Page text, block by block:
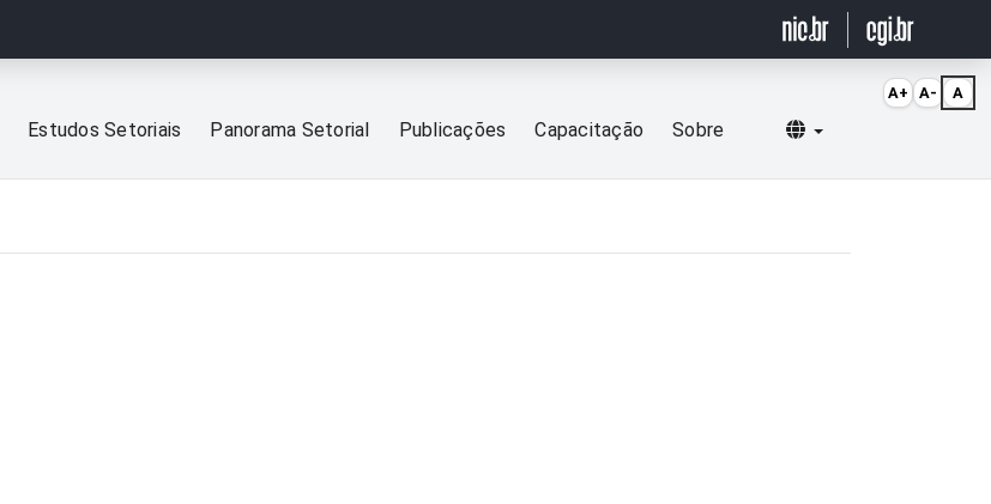
Estudos Setoriais Panorama Setorial Publicações Capacitação Sobre Selecionar idioma
A+ A- A